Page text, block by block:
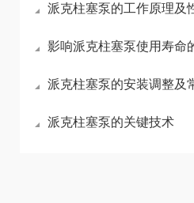
派克柱塞泵的工作原理及
影响派克柱塞泵使用寿命
派克柱塞泵的安装调整及
派克柱塞泵的关键技术